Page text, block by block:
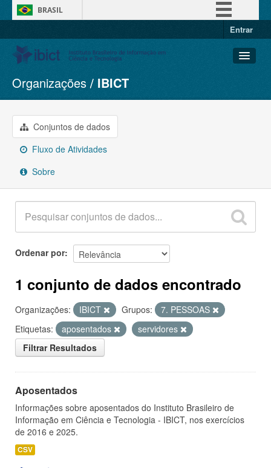
BRASIL
Entrar
Conjuntos de dados
Organizações
Grupos
Sobre
Organizações IBICT
Conjuntos de dados
Fluxo de Atividades
Sobre
Ordenar por
1 conjunto de dados encontrado
Organizações: IBICT Grupos:
7. PESSOAS
Etiquetas:
aposentados
servidores
Filtrar Resultados
Aposentados
Informações sobre aposentados do Instituto Brasileiro de
Informação em Ciência e Tecnologia - IBICT, nos exercícios
de 2016 e 2025.
CSV